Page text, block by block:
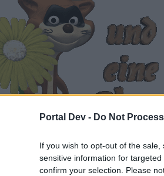
Portal Dev - Do Not
If you wish to opt-out of the
sensitive information for
confirm your selection. Please